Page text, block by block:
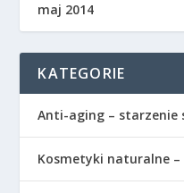
maj 2014
KATEGORIE
Anti-aging – starzenie
Kosmetyki naturalne –